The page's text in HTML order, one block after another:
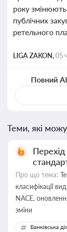
року
публічних
ретельного
LIGA ZAKON,05
Повний
Теми, які
Про що тема:
класифікації
NACE,
зміни
Банківська